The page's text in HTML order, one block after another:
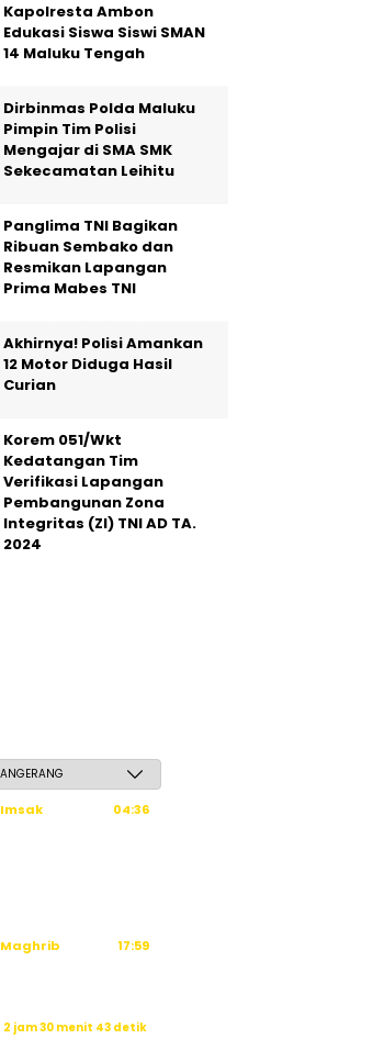
Kapolresta Ambon
Edukasi Siswa Siswi SMAN
14 Maluku Tengah
Dirbinmas Polda Maluku
Pimpin Tim Polisi
Mengajar di SMA SMK
Sekecamatan Leihitu
Panglima TNI Bagikan
Ribuan Sembako dan
Resmikan Lapangan
Prima Mabes TNI
Akhirnya! Polisi Amankan
12 Motor Diduga Hasil
Curian
Korem 051/Wkt
Kedatangan Tim
Verifikasi Lapangan
Pembangunan Zona
Integritas (ZI) TNI AD TA.
2024
Imsak
04:36
Maghrib
17:59
2 jam 30 menit 42 detik